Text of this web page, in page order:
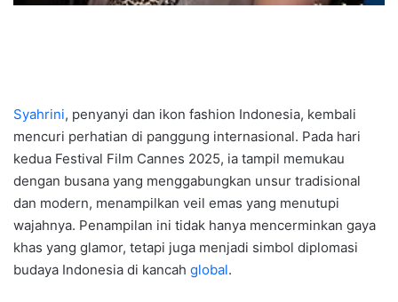
Syahrini, penyanyi dan ikon fashion Indonesia, kembali
mencuri perhatian di panggung internasional. Pada hari
kedua Festival Film Cannes 2025, ia tampil memukau
dengan busana yang menggabungkan unsur tradisional
dan modern, menampilkan veil emas yang menutupi
wajahnya. Penampilan ini tidak hanya mencerminkan gaya
khas yang glamor, tetapi juga menjadi simbol diplomasi
budaya Indonesia di kancah global.